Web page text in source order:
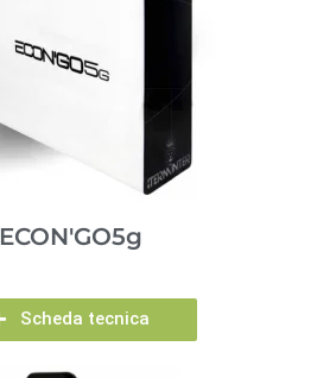
ECON'GO5g
Scheda tecnica